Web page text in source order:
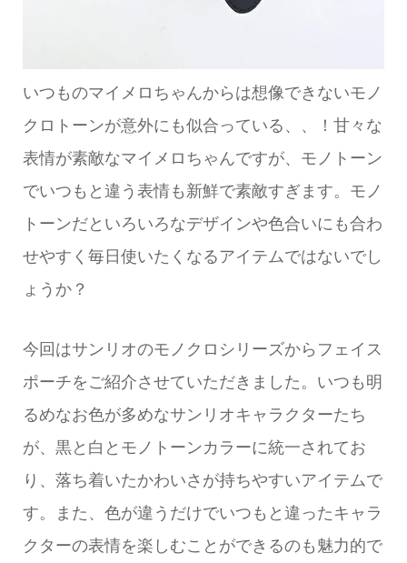
いつものマイメロちゃんからは想像できないモノ
クロトーンが意外にも似合っている、、！甘々な
表情が素敵なマイメロちゃんですが、モノトーン
でいつもと違う表情も新鮮で素敵すぎます。モノ
トーンだといろいろなデザインや色合いにも合わ
せやすく毎日使いたくなるアイテムではないでし
ょうか？
今回はサンリオのモノクロシリーズからフェイス
ポーチをご紹介させていただきました。いつも明
るめなお色が多めなサンリオキャラクターたち
が、黒と白とモノトーンカラーに統一されてお
り、落ち着いたかわいさが持ちやすいアイテムで
す。また、色が違うだけでいつもと違ったキャラ
クターの表情を楽しむことができるのも魅力的で